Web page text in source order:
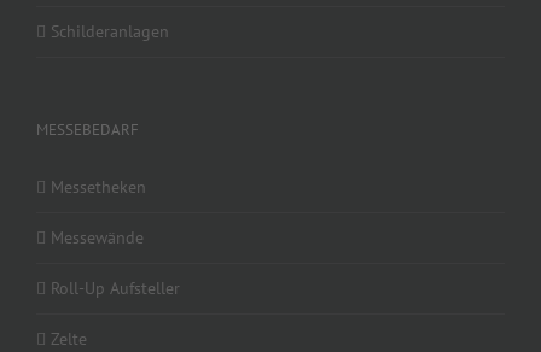
Schilderanlagen
MESSEBEDARF
Messetheken
Messewände
Roll-Up Aufsteller
Zelte